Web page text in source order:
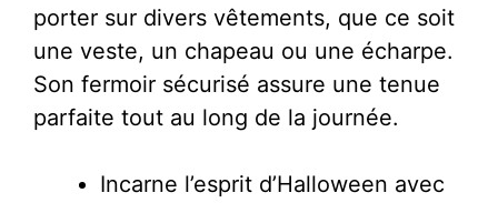
porter sur divers vêtements, que ce soit
une veste, un chapeau ou une écharpe.
Son fermoir sécurisé assure une tenue
parfaite tout au long de la journée.
Incarne l’esprit d’Halloween avec